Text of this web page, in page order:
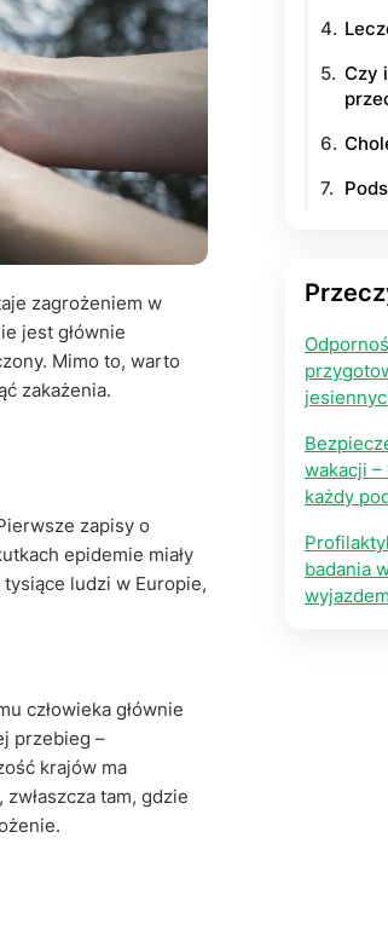
zagrożeniem w
jest głównie
Mimo to, warto
zakażenia.
zapisy o
epidemie miały
ludzi w Europie,
człowieka głównie
przebieg –
krajów ma
tam, gdzie
Czy
wakacji –
każdy
badania
wyjazdem